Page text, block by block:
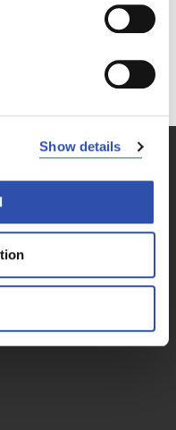
Show details